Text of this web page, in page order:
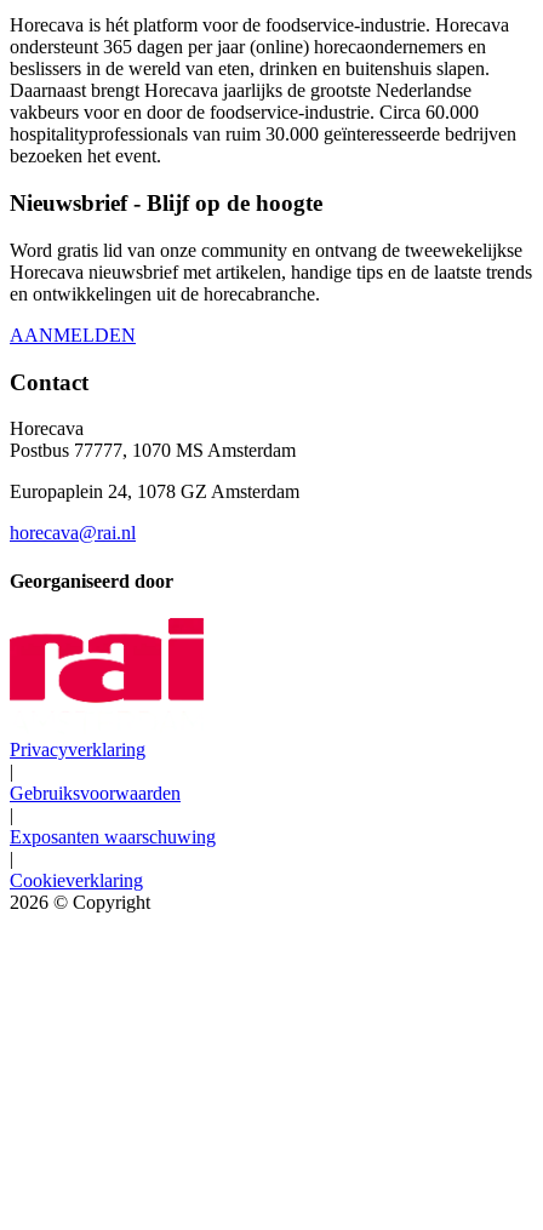
Horecava is hét platform voor de foodservice-industrie. Horecava
ondersteunt 365 dagen per jaar (online) horecaondernemers en
beslissers in de wereld van eten, drinken en buitenshuis slapen.
Daarnaast brengt Horecava jaarlijks de grootste Nederlandse
vakbeurs voor en door de foodservice-industrie. Circa 60.000
hospitalityprofessionals van ruim 30.000 geïnteresseerde bedrijven
bezoeken het event.
Nieuwsbrief - Blijf op de hoogte
Word gratis lid van onze community en ontvang de tweewekelijkse
Horecava nieuwsbrief met artikelen, handige tips en de laatste trends
en ontwikkelingen uit de horecabranche.
AANMELDEN
Contact
Horecava
Postbus 77777, 1070 MS Amsterdam
Europaplein 24, 1078 GZ Amsterdam
horecava@rai.nl
Georganiseerd door
Privacyverklaring
|
Gebruiksvoorwaarden
|
Exposanten waarschuwing
|
Cookieverklaring
2026 © Copyright